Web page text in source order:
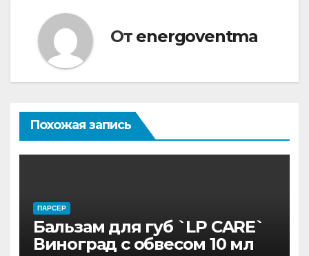
От energoventma
Похожая запись
ПАРСЕР
Бальзам для губ `LP CARE`
Виноград с обвесом 10 мл